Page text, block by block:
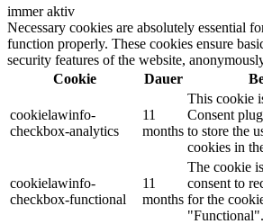
immer aktiv
Necessary cookies are absolutely essential
function properly. These cookies ensure
security features of the website,
Cookie
Dauer
cookielawinfo-
checkbox-analytics
11
months
This cookie
Consent
to store the
cookies in
cookielawinfo-
checkbox-functional
11
months
The cookie
consent to
for the
"Functional".